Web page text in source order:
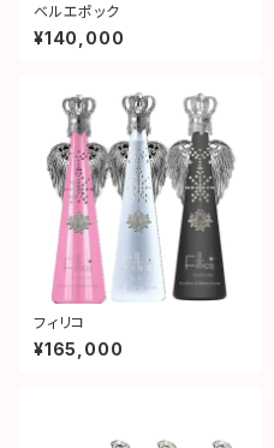
ベルエポック
¥140,000
フィリコ
¥165,000